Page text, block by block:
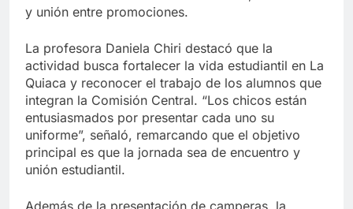
y unión entre promociones.
La profesora Daniela Chiri destacó que la
actividad busca fortalecer la vida estudiantil en La
Quiaca y reconocer el trabajo de los alumnos que
integran la Comisión Central. “Los chicos están
entusiasmados por presentar cada uno su
uniforme”, señaló, remarcando que el objetivo
principal es que la jornada sea de encuentro y
unión estudiantil.
Además de la presentación de camperas, la